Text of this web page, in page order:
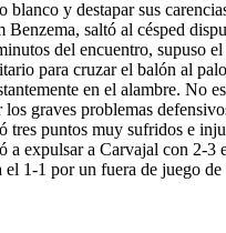
y destapar sus
saltó al césped
del encuentro, supuso
para cruzar el balón al
en el alambre. No
graves problemas
puntos muy sufridos e
expulsar a Carvajal con 2-
1-1 por un fuera de juego